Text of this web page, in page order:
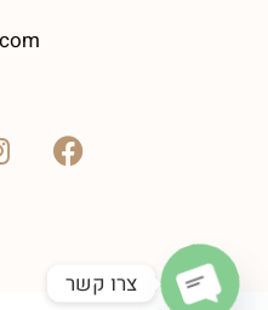
צרו קשר